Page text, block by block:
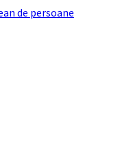
de persoane